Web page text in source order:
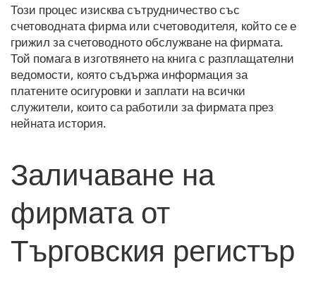
Този процес изисква сътрудничество със
счетоводната фирма или счетоводителя, който се е
грижил за счетоводното обслужване на фирмата.
Той помага в изготвянето на книга с разплащателни
ведомости, която съдържа информация за
платените осигуровки и заплати на всички
служители, които са работили за фирмата през
нейната история.
Заличаване на
фирмата от
Търговския регистър